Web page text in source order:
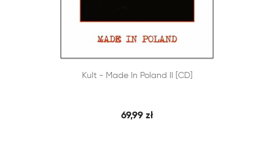
DODAJ DO KOSZYKA
SZYBKI PODGLĄD
Kult - Made In Poland II [CD]
69,99 zł